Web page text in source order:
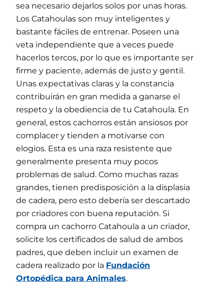
sea necesario dejarlos solos por unas horas.
Los Catahoulas son muy inteligentes y
bastante fáciles de entrenar. Poseen una
veta independiente que a veces puede
hacerlos tercos, por lo que es importante ser
firme y paciente, además de justo y gentil.
Unas expectativas claras y la constancia
contribuirán en gran medida a ganarse el
respeto y la obediencia de tu Catahoula. En
general, estos cachorros están ansiosos por
complacer y tienden a motivarse con
elogios. Esta es una raza resistente que
generalmente presenta muy pocos
problemas de salud. Como muchas razas
grandes, tienen predisposición a la displasia
de cadera, pero esto debería ser descartado
por criadores con buena reputación. Si
compra un cachorro Catahoula a un criador,
solicite los certificados de salud de ambos
padres, que deben incluir un examen de
cadera realizado por la Fundación
Ortopédica para Animales.